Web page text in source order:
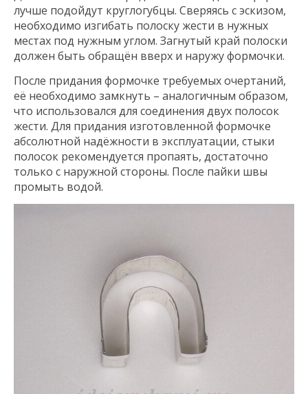
лучше подойдут круглогубцы. Сверяясь с эскизом,
необходимо изгибать полоску жести в нужных
местах под нужным углом. Загнутый край полоски
должен быть обращён вверх и наружу формочки.
После придания формочке требуемых очертаний,
её необходимо замкнуть – аналогичным образом,
что использовался для соединения двух полосок
жести. Для придания изготовленной формочке
абсолютной надёжности в эксплуатации, стыки
полосок рекомендуется пропаять, достаточно
только с наружной стороны. После пайки швы
промыть водой.